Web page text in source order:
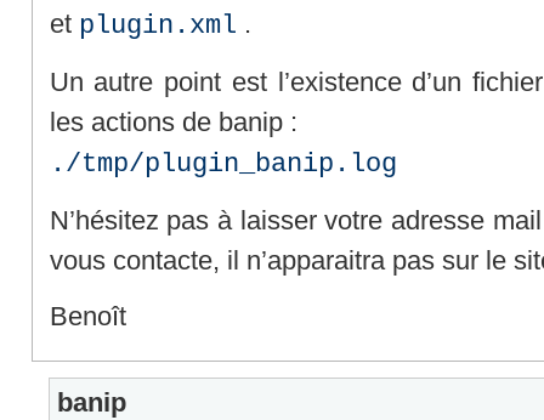
et plugin.xml .
Un autre point est l’existence d’un
les actions de banip :
./tmp/plugin_banip.log
N’hésitez pas à laisser votre adresse
vous contacte, il n’apparaitra pas sur le
Benoît
banip